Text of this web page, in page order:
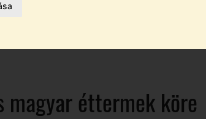
IDÉN
éttermek köre